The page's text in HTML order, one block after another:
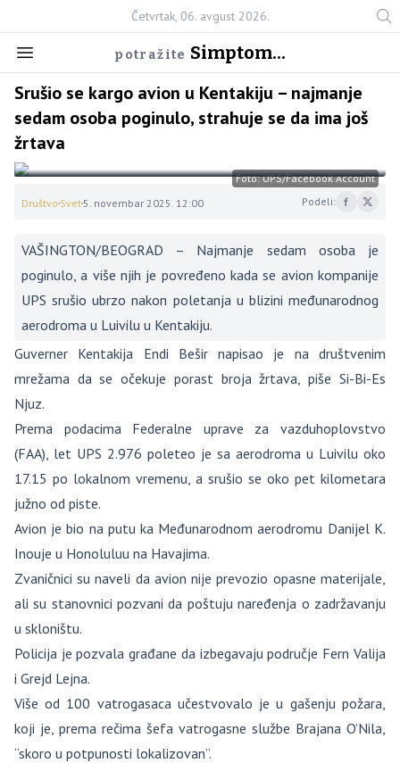
Četvrtak, 06. avgust 2026.
potražite Simptom...
Srušio se kargo avion u Kentakiju – najmanje
sedam osoba poginulo, strahuje se da ima još
žrtava
Foto: UPS/Facebook Account
Društvo Svet5. novembar 2025. 12:00 Podeli:
VAŠINGTON/BEOGRAD – Najmanje sedam osoba je
poginulo, a više njih je povređeno kada se avion kompanije
UPS srušio ubrzo nakon poletanja u blizini međunarodnog
aerodroma u Luivilu u Kentakiju.
Guverner Kentakija Endi Bešir napisao je na društvenim
mrežama da se očekuje porast broja žrtava, piše Si-Bi-Es
Njuz.
Prema podacima Federalne uprave za vazduhoplovstvo
(FAA), let UPS 2.976 poleteo je sa aerodroma u Luivilu oko
17.15 po lokalnom vremenu, a srušio se oko pet kilometara
južno od piste.
Avion je bio na putu ka Međunarodnom aerodromu Danijel K.
Inouje u Honoluluu na Havajima.
Zvaničnici su naveli da avion nije prevozio opasne materijale,
ali su stanovnici pozvani da poštuju naređenja o zadržavanju
u skloništu.
Policija je pozvala građane da izbegavaju područje Fern Valija
i Grejd Lejna.
Više od 100 vatrogasaca učestvovalo je u gašenju požara,
koji je, prema rečima šefa vatrogasne službe Brajana O’Nila,
“skoro u potpunosti lokalizovan”.